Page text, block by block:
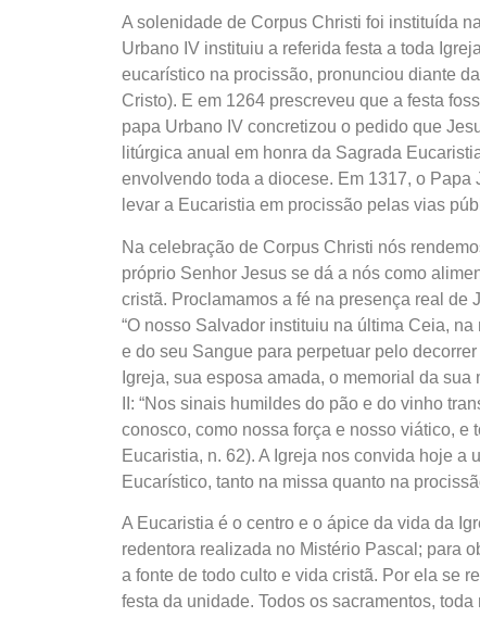
A solenidade de Corpus Christi foi instituída
Urbano IV instituiu a referida festa a toda
eucarístico na procissão, pronunciou diante
Cristo). E em 1264 prescreveu que a festa
papa Urbano IV concretizou o pedido que
litúrgica anual em honra da Sagrada
envolvendo toda a diocese. Em 1317, o
levar a Eucaristia em procissão pelas vias
Na celebração de Corpus Christi nós
próprio Senhor Jesus se dá a nós como
cristã. Proclamamos a fé na presença real de
“O nosso Salvador instituiu na última Ceia,
e do seu Sangue para perpetuar pelo
Igreja, sua esposa amada, o memorial da
II: “Nos sinais humildes do pão e do vinho
conosco, como nossa força e nosso viático, e
Eucaristia, n. 62). A Igreja nos convida hoje
Eucarístico, tanto na missa quanto na
A Eucaristia é o centro e o ápice da vida da
redentora realizada no Mistério Pascal; para
a fonte de todo culto e vida cristã. Por ela se
festa da unidade. Todos os sacramentos,